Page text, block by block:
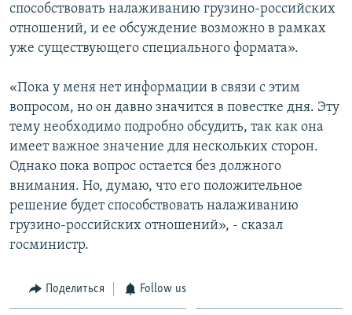
способствовать налаживанию грузино-российских
отношений, и ее обсуждение возможно в рамках
уже существующего специального формата».
«Пока у меня нет информации в связи с этим
вопросом, но он давно значится в повестке дня. Эту
тему необходимо подробно обсудить, так как она
имеет важное значение для нескольких сторон.
Однако пока вопрос остается без должного
внимания. Но, думаю, что его положительное
решение будет способствовать налаживанию
грузино-российских отношений», - сказал
госминистр.
Поделиться Follow us